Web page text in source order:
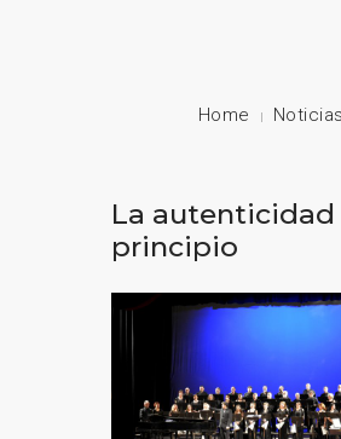
Home Noticias
La
principio